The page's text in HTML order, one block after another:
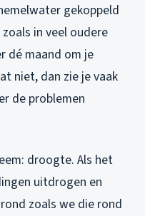
gekoppeld
in veel oudere
dé maand om je
niet, dan zie je vaak
de problemen
droogte. Als het
uitdrogen en
zoals we die rond